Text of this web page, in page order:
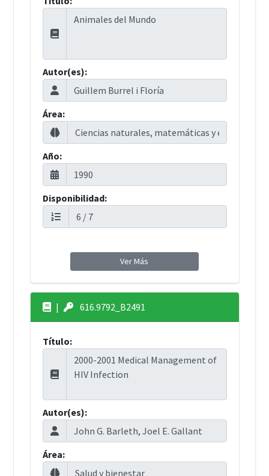
Autor(es):
Área:
Año:
Disponibilidad:
Ver Más
| 616.9792_B2491
Título:
Autor(es):
Área: